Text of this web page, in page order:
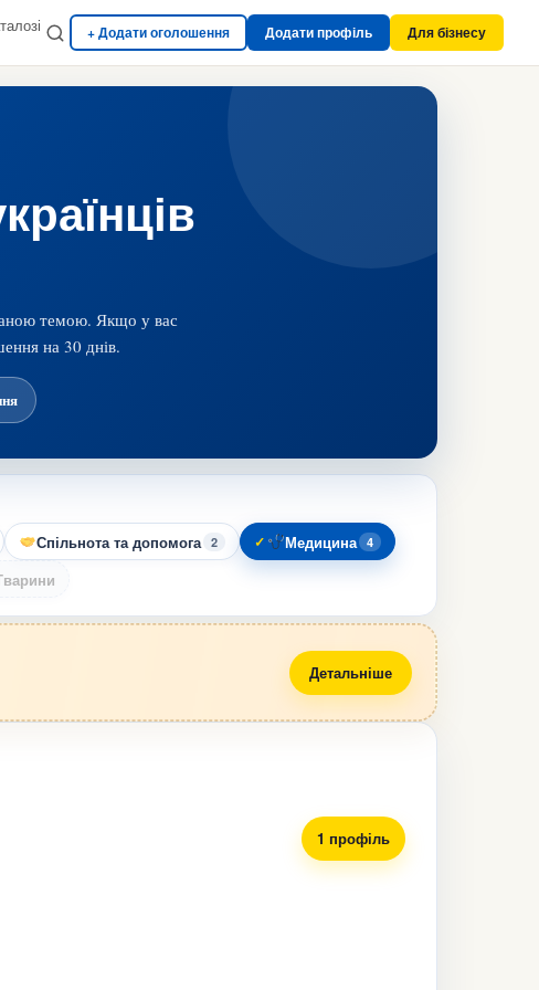
+ Додати оголошення Додати профіль Для бізнесу
темою. Якщо у вас
на 30 днів.
Спільнота та допомога 2 Медицина 4
Детальніше
1 профіль